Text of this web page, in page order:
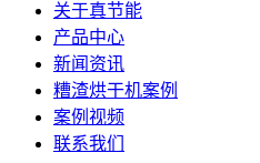
关于真节能
产品中心
新闻资讯
糟渣烘干机案例
案例视频
联系我们